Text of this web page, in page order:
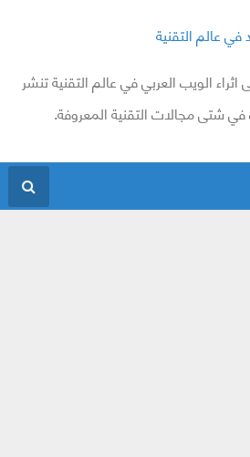
عالم التقنية
الويب العربي في عالم التقنية تنشر
في شتى مجالات التقنية المعروفة.